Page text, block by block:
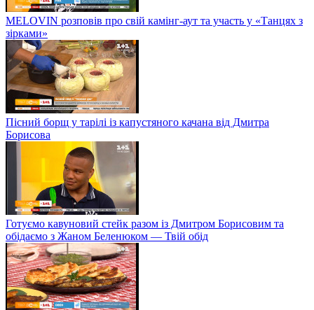
MELOVIN розповів про свій камінг-аут та участь у «Танцях з
зірками»
Пісний борщ у тарілі із капустяного качана від Дмитра
Борисова
Готуємо кавуновий стейк разом із Дмитром Борисовим та
обідаємо з Жаном Беленюком — Твій обід